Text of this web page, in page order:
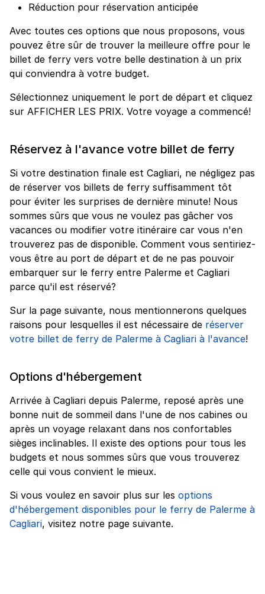
Réduction pour réservation anticipée
Avec toutes ces options que nous proposons, vous
pouvez être sûr de trouver la meilleure offre pour le
billet de ferry vers votre belle destination à un prix
qui conviendra à votre budget.
Sélectionnez uniquement le port de départ et cliquez
sur AFFICHER LES PRIX. Votre voyage a commencé!
Réservez à l'avance votre billet de ferry
Si votre destination finale est Cagliari, ne négligez pas
de réserver vos billets de ferry suffisamment tôt
pour éviter les surprises de dernière minute! Nous
sommes sûrs que vous ne voulez pas gâcher vos
vacances ou modifier votre itinéraire car vous n'en
trouverez pas de disponible. Comment vous sentiriez-
vous être au port de départ et de ne pas pouvoir
embarquer sur le ferry entre Palerme et Cagliari
parce qu'il est réservé?
Sur la page suivante, nous mentionnerons quelques
raisons pour lesquelles il est nécessaire de réserver
votre billet de ferry de Palerme à Cagliari à l'avance!
Options d'hébergement
Arrivée à Cagliari depuis Palerme, reposé après une
bonne nuit de sommeil dans l'une de nos cabines ou
après un voyage relaxant dans nos confortables
sièges inclinables. Il existe des options pour tous les
budgets et nous sommes sûrs que vous trouverez
celle qui vous convient le mieux.
Si vous voulez en savoir plus sur les options
d'hébergement disponibles pour le ferry de Palerme à
Cagliari, visitez notre page suivante.